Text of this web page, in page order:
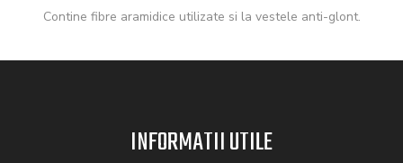
Contine fibre aramidice utilizate si la vestele anti-glont.
INFORMATII UTILE